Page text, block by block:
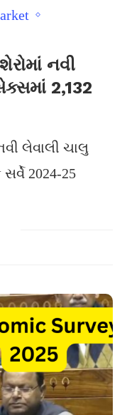
નવી
2,132
લેવાલી ચાલુ
2024-25